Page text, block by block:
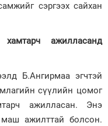
сэргээх сайхан
хамтарч ажилласанд
Б.Ангирмаа эгчтэй
сүүлийн цомог
ажилласан. Энэ
маш ажилттай болсон.